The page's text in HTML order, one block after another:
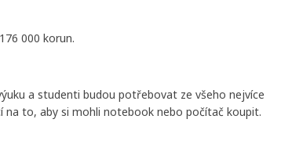
000 korun.
a studenti budou potřebovat ze všeho nejvíce
na to, aby si mohli notebook nebo počítač koupit.